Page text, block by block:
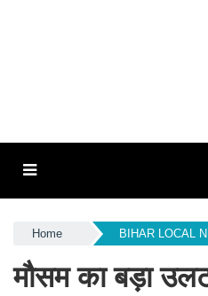
Home BIHAR LOCAL
मौसम का बड़ा